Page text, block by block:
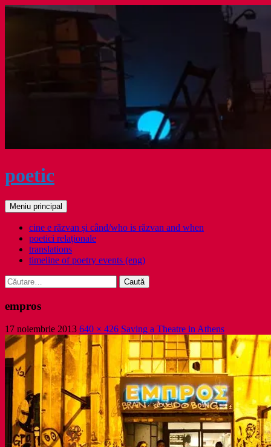
Sari
poetic
Caută
Meniu principal
cine e răzvan și când/who is răzvan and when
poetici relaţionale
translations
timeline of poetry events (eng)
Caută
după:
empros
17 noiembrie 2013 640 × 426 Saving a Theatre in Athens